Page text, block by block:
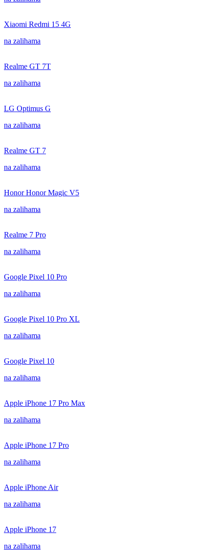
Xiaomi Redmi 15 4G
na zalihama
Realme GT 7T
na zalihama
LG Optimus G
na zalihama
Realme GT 7
na zalihama
Honor Honor Magic V5
na zalihama
Realme 7 Pro
na zalihama
Google Pixel 10 Pro
na zalihama
Google Pixel 10 Pro XL
na zalihama
Google Pixel 10
na zalihama
Apple iPhone 17 Pro Max
na zalihama
Apple iPhone 17 Pro
na zalihama
Apple iPhone Air
na zalihama
Apple iPhone 17
na zalihama